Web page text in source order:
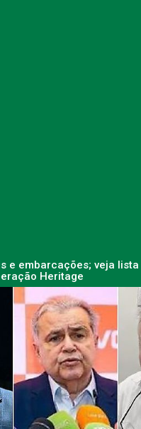
e embarcações; veja
Heritage